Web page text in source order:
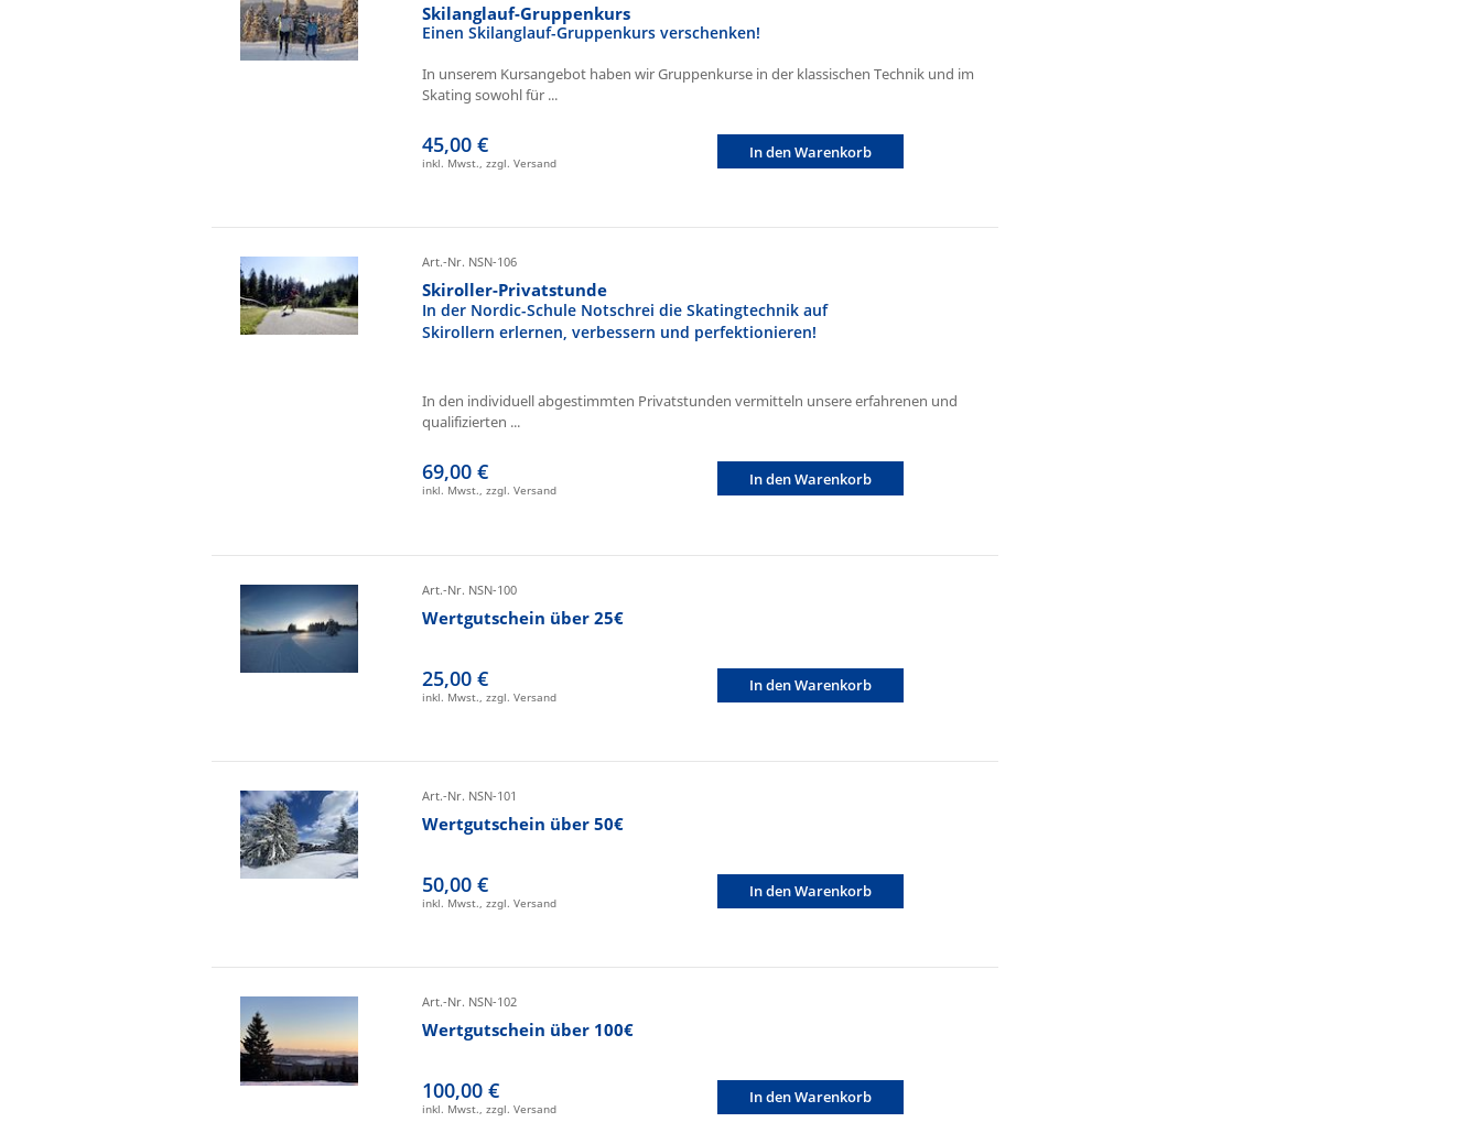
Skilanglauf-Gruppenkurs
Einen Skilanglauf-Gruppenkurs verschenken!
In unserem Kursangebot haben wir Gruppenkurse in der klassischen Technik und im
Skating sowohl für ...
45,00 €
inkl. Mwst., zzgl. Versand
In den Warenkorb
Art.-Nr. NSN-106
Skiroller-Privatstunde
In der Nordic-Schule Notschrei die Skatingtechnik auf
Skirollern erlernen, verbessern und perfektionieren!
In den individuell abgestimmten Privatstunden vermitteln unsere erfahrenen und
qualifizierten ...
69,00 €
inkl. Mwst., zzgl. Versand
In den Warenkorb
Art.-Nr. NSN-100
Wertgutschein über 25€
25,00 €
inkl. Mwst., zzgl. Versand
In den Warenkorb
Art.-Nr. NSN-101
Wertgutschein über 50€
50,00 €
inkl. Mwst., zzgl. Versand
In den Warenkorb
Art.-Nr. NSN-102
Wertgutschein über 100€
100,00 €
inkl. Mwst., zzgl. Versand
In den Warenkorb